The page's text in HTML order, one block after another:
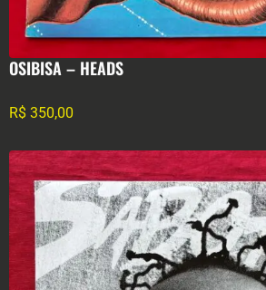
OSIBISA – HEADS
R$ 350,00